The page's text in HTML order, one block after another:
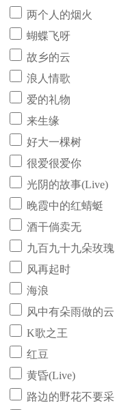
两个人的烟火
蝴蝶飞呀
故乡的云
浪人情歌
爱的礼物
来生缘
好大一棵树
很爱很爱你
光阴的故事(Live)
晚霞中的红蜻蜓
酒干倘卖无
九百九十九朵玫瑰
风再起时
海浪
风中有朵雨做的云
K歌之王
红豆
黄昏(Live)
路边的野花不要采